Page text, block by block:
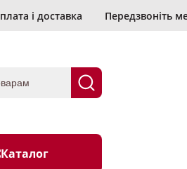
і доставка Передзвоніть
Каталог